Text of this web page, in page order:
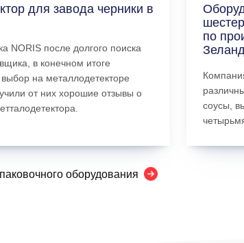
для завода черники в
NORIS после долгого поиска
в конечном итоге
на металлодетекторе
от них хорошие отзывы о
по
соусы,
оборудования